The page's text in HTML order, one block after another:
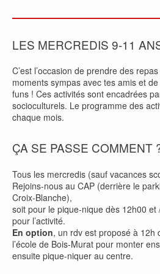
LES MERCREDIS 9-11
C’est l’occasion de prendre des
moments sympas avec tes amis et
funs ! Ces activités sont encadrées
socioculturels. Le programme des
chaque mois.
ÇA SE PASSE COMMENT
Tous les mercredis (sauf vacances
Rejoins-nous au CAP (derrière le
Croix-Blanche),
soit pour le pique-nique dès 12h00
pour l’activité.
En option, un rdv est proposé à 12h
l’école de Bois-Murat pour monter
ensuite pique-niquer au centre.